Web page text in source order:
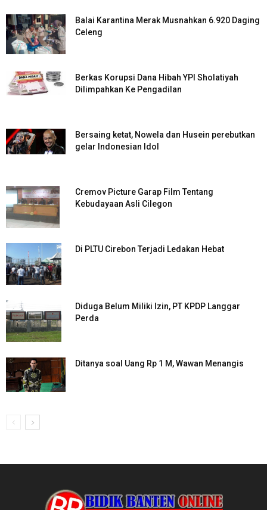
Balai Karantina Merak Musnahkan 6.920 Daging
Celeng
Berkas Korupsi Dana Hibah YPI Sholatiyah
Dilimpahkan Ke Pengadilan
Bersaing ketat, Nowela dan Husein perebutkan
gelar Indonesian Idol
Cremov Picture Garap Film Tentang
Kebudayaan Asli Cilegon
Di PLTU Cirebon Terjadi Ledakan Hebat
Diduga Belum Miliki Izin, PT KPDP Langgar
Perda
Ditanya soal Uang Rp 1 M, Wawan Menangis